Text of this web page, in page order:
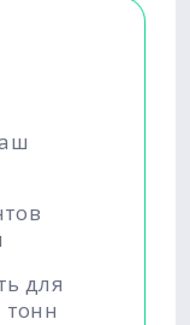
для
тонн